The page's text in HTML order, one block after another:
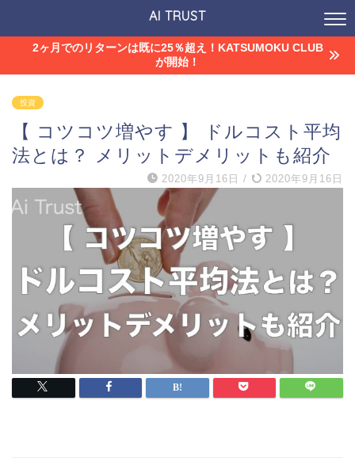
AI TRUST
2ヶ月でのリターンは既に25％超え！KATSUMOKU CLUB
が開始！
投資
【 コツコツ増やす 】 ドルコスト平均
法とは？ メリットデメリットも紹介
2020年9月16日 / 2020年9月16日